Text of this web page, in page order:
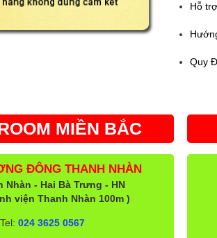
Hỗ
Quy
MIỀN BẮC
ĐÔNG THANH NHÀN
Nhàn - Hai Bà Trưng - HN
viện Thanh Nhàn 100m )
Tel: 024 3625 0567